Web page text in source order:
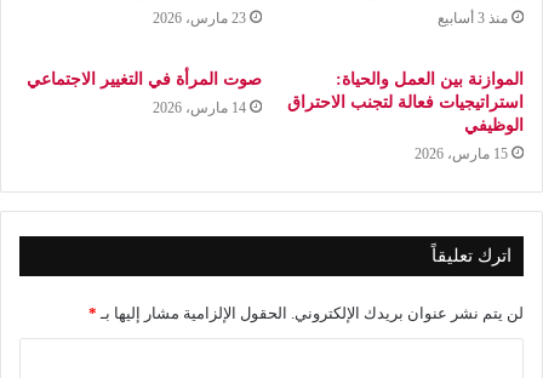
منذ 3 أسابيع 23 مارس، 2026
الموازنة بين العمل والحياة:
استراتيجيات فعالة لتجنب الاحتراق
الوظيفي
15 مارس، 2026
صوت المرأة في التغيير الاجتماعي
14 مارس، 2026
اترك تعليقاً
لن يتم نشر عنوان بريدك الإلكتروني. الحقول الإلزامية مشار إليها بـ *